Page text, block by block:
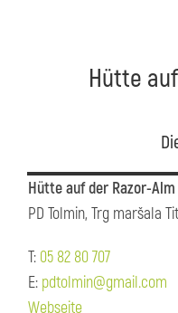
Hütte
Hütte auf der Razor-Alm
PD Tolmin, Trg maršala
T: 05 82 80 707
E: pdtolmin@gmail.com
Webseite